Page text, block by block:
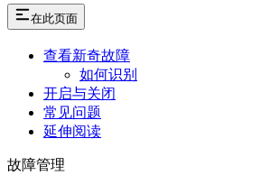
在此页面
查看新奇故障
如何识别
开启与关闭
常见问题
延伸阅读
故障管理